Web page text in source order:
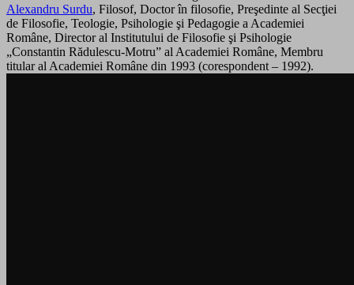
Alexandru Surdu, Filosof, Doctor în filosofie, Preşedinte al Secţiei
de Filosofie, Teologie, Psihologie şi Pedagogie a Academiei
Române, Director al Institutului de Filosofie şi Psihologie
„Constantin Rădulescu-Motru” al Academiei Române, Membru
titular al Academiei Române din 1993 (corespondent – 1992).